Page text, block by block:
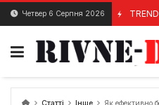
Skip
content
Четвер 6 Серпня 2026
5 Квітня, 2024 На Рівненщині